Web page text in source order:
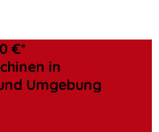
€*
in
Umgebung